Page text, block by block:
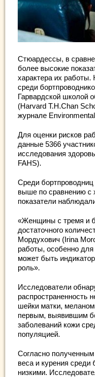
Стюардессы, в
более высокие
характера их работы.
среди
Гарвардской школой
(Harvard T.H.Chan
журнале
Для оценки рисков
данные 5366
исследования
FAHS).
Среди
выше по сравнению с
показатели
«Женщины с тремя и
достаточного
Мордухович (Irina
работы, особенно
может быть
роль».
Исследователи
распространенность
шейки матки,
первым, выявившим
заболеваний кожи
популяцией.
Согласно
веса и курения
низкими.